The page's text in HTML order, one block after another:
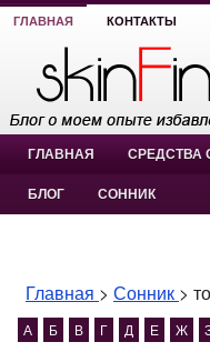
ГЛАВНАЯ КОНТАКТЫ
ГЛАВНАЯ СРЕДСТВА
БЛОГ СОННИК
Главная > Сонник >
А Б В Г Д Е Ж